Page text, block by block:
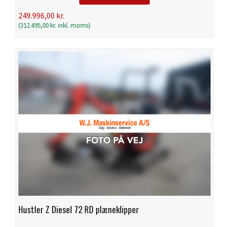
249.996,00 kr.
(312.495,00kr. inkl. moms)
Hustler Z Diesel 72 RD plæneklipper